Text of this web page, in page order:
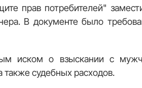
прав потребителей"
В документе было
иском о взыскании с
также судебных расходов.